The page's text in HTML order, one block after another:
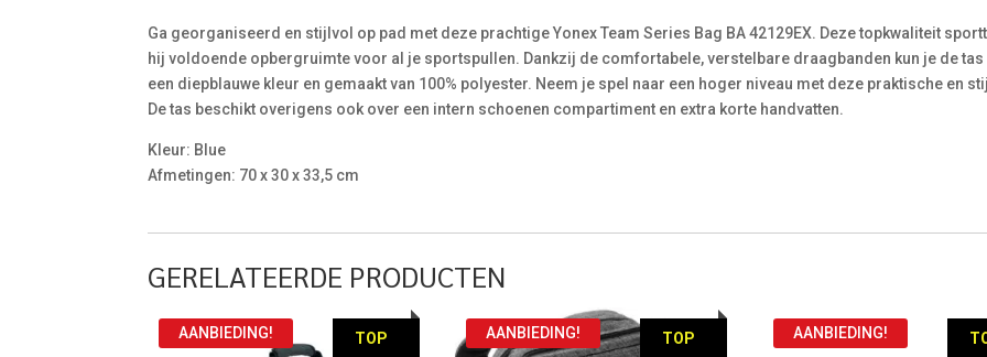
Ga georganiseerd en stijlvol op pad met deze prachtige Yonex Team Series Bag BA 42129EX. Deze topkwaliteit
hij voldoende opbergruimte voor al je sportspullen. Dankzij de comfortabele, verstelbare draagbanden kun je de
een diepblauwe kleur en gemaakt van 100% polyester. Neem je spel naar een hoger niveau met deze praktische en
De tas beschikt overigens ook over een intern schoenen compartiment en extra korte handvatten.
Kleur: Blue
Afmetingen: 70 x 30 x 33,5 cm
GERELATEERDE PRODUCTEN
TOP
AANBIEDING!
TOP
AANBIEDING! AANBIEDING!